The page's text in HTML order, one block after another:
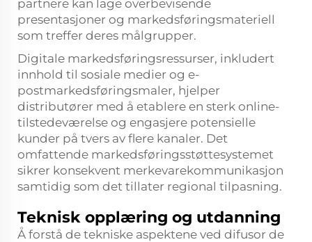
partnere kan lage overbevisende
presentasjoner og markedsføringsmateriell
som treffer deres målgrupper.
Digitale markedsføringsressurser, inkludert
innhold til sosiale medier og e-
postmarkedsføringsmaler, hjelper
distributører med å etablere en sterk online-
tilstedeværelse og engasjere potensielle
kunder på tvers av flere kanaler. Det
omfattende markedsføringsstøttesystemet
sikrer konsekvent merkevarekommunikasjon
samtidig som det tillater regional tilpasning.
Teknisk opplæring og utdanning
Å forstå de tekniske aspektene ved difusor de